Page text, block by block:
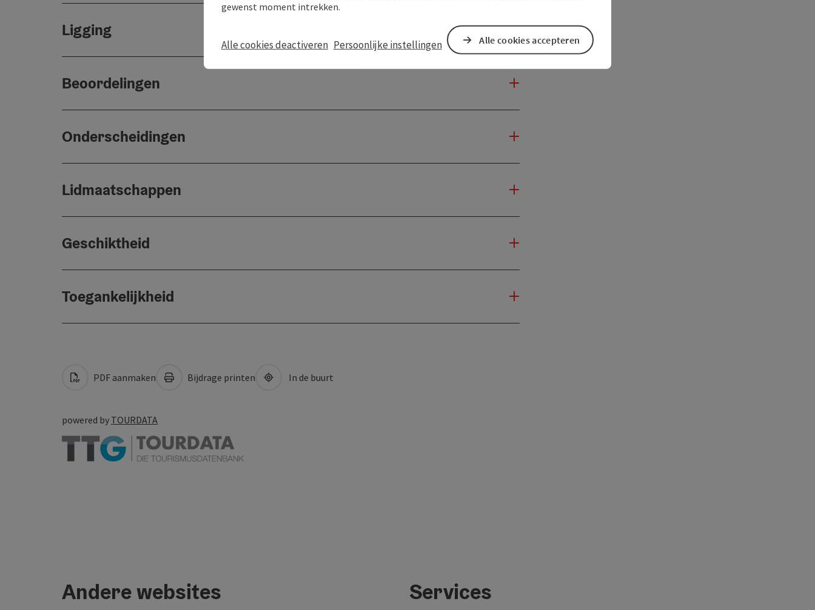
Ligging
Beoordelingen
Onderscheidingen
Lidmaatschappen
Geschiktheid
Toegankelijkheid
PDF aanmaken Bijdrage printen In de buurt
powered by TOURDATA
Andere websites Services
gewenst moment intrekken.
Alle cookies deactiveren Persoonlijke instellingen Alle cookies accepteren